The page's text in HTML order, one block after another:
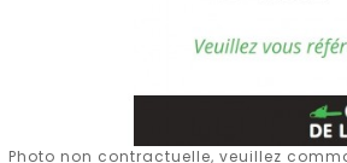
Photo non contractuelle, veuillez